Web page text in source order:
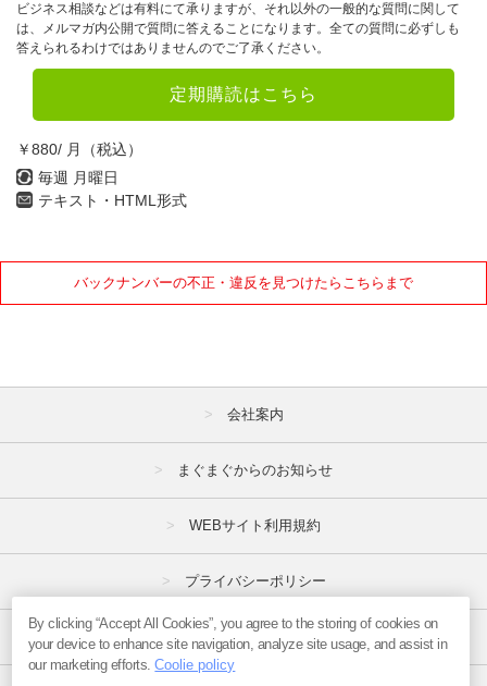
ビジネス相談などは有料にて承りますが、それ以外の一般的な質問に関して
は、メルマガ内公開で質問に答えることになります。全ての質問に必ずしも
答えられるわけではありませんのでご了承ください。
定期購読はこちら
￥880/ 月（税込）
毎週 月曜日
テキスト・HTML形式
バックナンバーの不正・違反を見つけたらこちらまで
会社案内
まぐまぐからのお知らせ
WEBサイト利用規約
プライバシーポリシー
特定商取引法
By clicking “Accept All Cookies”, you agree to the storing of cookies on
your device to enhance site navigation, analyze site usage, and assist in
our marketing efforts.Coolie policy